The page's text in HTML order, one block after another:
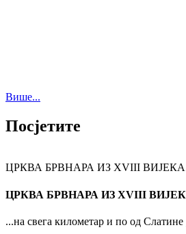
Више...
Посјетите
ЦРКВА БРВНАРА ИЗ XVIII ВИЈЕКА
ЦРКВА БРВНАРА ИЗ XVIII
...на свега километар и по од